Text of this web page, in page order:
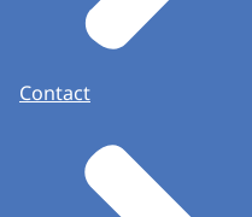
Contact